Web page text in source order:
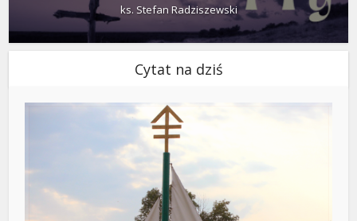
ks. Stefan Radziszewski
Cytat na dziś